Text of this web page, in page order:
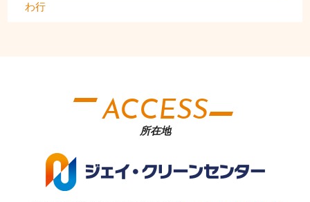
わ行
ACCESS
所在地